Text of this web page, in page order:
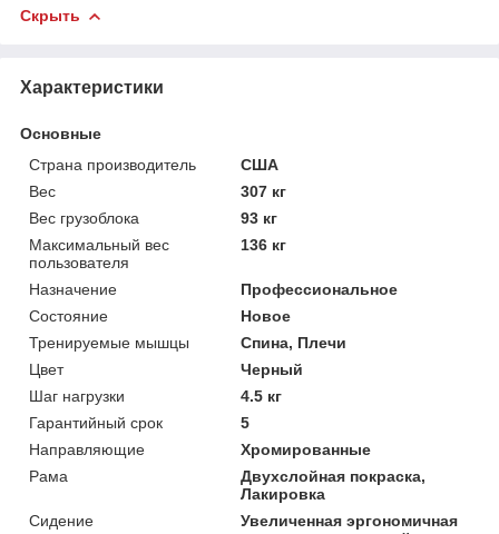
Скрыть
Характеристики
Основные
Страна производитель
США
Вес
307 кг
Вес грузоблока
93 кг
Максимальный вес
пользователя
136 кг
Назначение
Профессиональное
Состояние
Новое
Тренируемые мышцы
Спина, Плечи
Цвет
Черный
Шаг нагрузки
4.5 кг
Гарантийный срок
5
Направляющие
Хромированные
Рама
Двухслойная покраска,
Лакировка
Сидение
Увеличенная эргономичная